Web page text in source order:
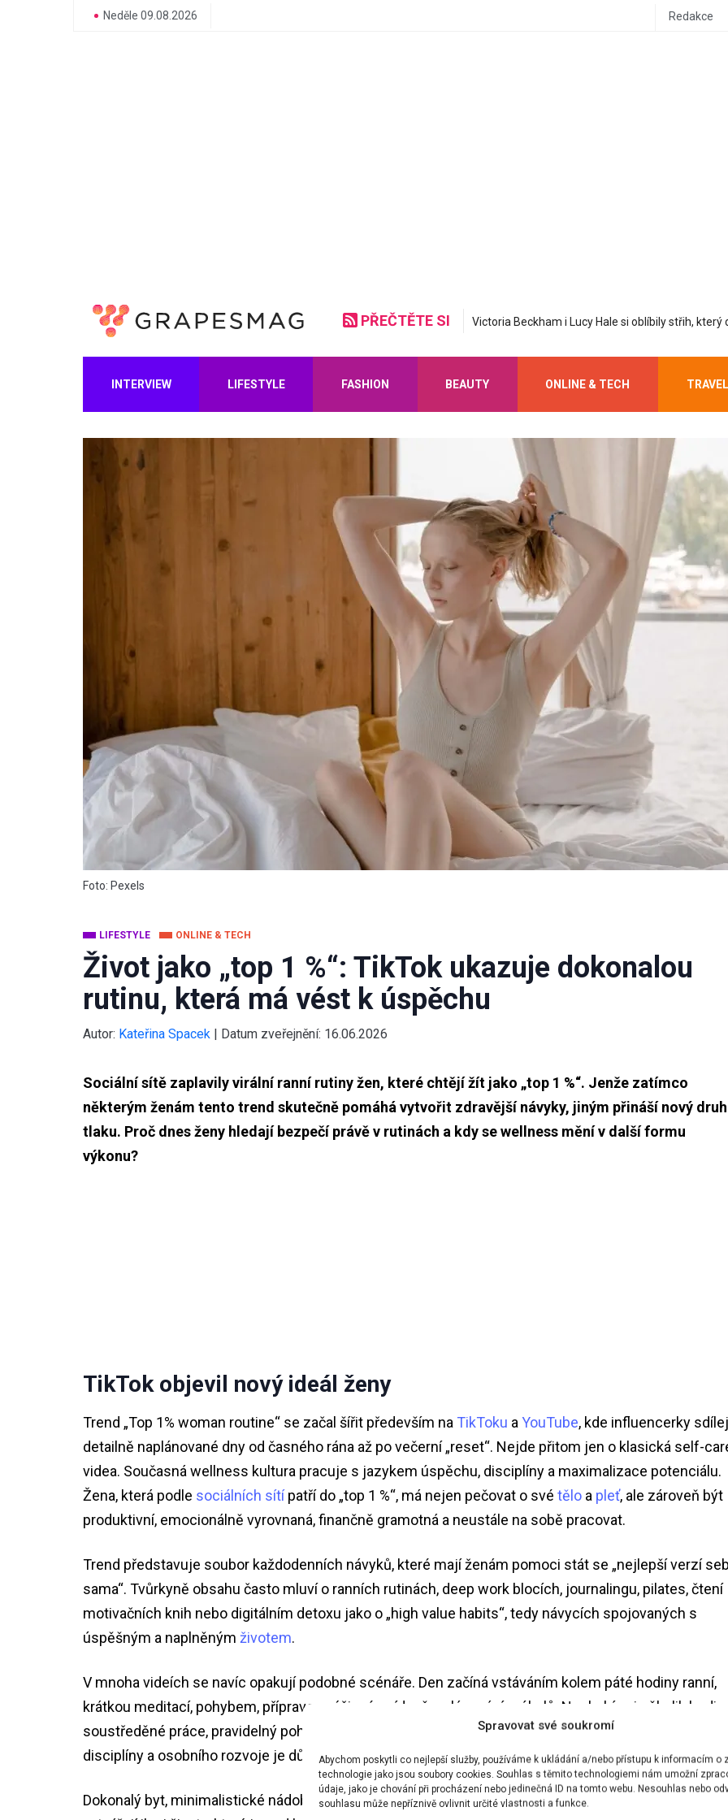
Spravovat své soukromí
Abychom poskytli co nejlepší služby, používáme k ukládání a/nebo přístupu k informacím o
technologie jako jsou soubory cookies. Souhlas s těmito technologiemi nám umožní
údaje, jako je chování při procházení nebo jedinečná ID na tomto webu. Nesouhlas nebo
souhlasu může nepříznivě ovlivnit určité vlastnosti a funkce.
Neděle 09.08.2026 Redakce
PŘEČTĚTE SI Mastná nerovná se hydratovaná: Korejská
INTERVIEW LIFESTYLE FASHION BEAUTY ONLINE & TECH TRAVEL
Foto: Pexels
LIFESTYLE ONLINE & TECH
Život jako „top 1 %“: TikTok ukazuje dokonalou
rutinu, která má vést k úspěchu
Autor: Kateřina Spacek | Datum zveřejnění: 16.06.2026
Sociální sítě zaplavily virální ranní rutiny žen, které chtějí žít jako „top 1 %“. Jenže zatímco
některým ženám tento trend skutečně pomáhá vytvořit zdravější návyky, jiným přináší nový druh
tlaku. Proč dnes ženy hledají bezpečí právě v rutinách a kdy se wellness mění v další formu
výkonu?
TikTok objevil nový ideál ženy
Trend „Top 1% woman routine“ se začal šířit především na TikToku a YouTube, kde influencerky
detailně naplánované dny od časného rána až po večerní „reset“. Nejde přitom jen o klasická self-
videa. Současná wellness kultura pracuje s jazykem úspěchu, disciplíny a maximalizace potenciálu.
Žena, která podle sociálních sítípatří do „top 1 %“, má nejen pečovat o své tělo a pleť, ale zároveň být
produktivní, emocionálně vyrovnaná, finančně gramotná a neustále na sobě pracovat.
Trend představuje soubor každodenních návyků, které mají ženám pomoci stát se „nejlepší verzí
sama“. Tvůrkyně obsahu často mluví o ranních rutinách, deep work blocích, journalingu, pilates, čtení
motivačních knih nebo digitálním detoxu jako o „high value habits“, tedy návycích spojovaných s
úspěšným a naplněným životem.
V mnoha videích se navíc opakují podobné scénáře. Den začíná vstáváním kolem páté hodiny ranní,
krátkou meditací, pohybem, přípravou výživné snídaně a plánováním úkolů. Nechybí ani několik hodin
soustředěné práce, pravidelný pohyb, péče o pleť nebo večerní reflexe dne. Právě spojení estetiky,
disciplíny a osobního rozvoje je důvodem, proč trend tak silně rezonuje sgenerací Zimileniálkami.
Dokonalý byt, minimalistické nádobí, luxusně vypadající smoothie i harmonický večer bez chaosu